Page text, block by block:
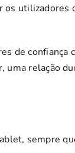
os utilizadores
de confiança
relação
sempre